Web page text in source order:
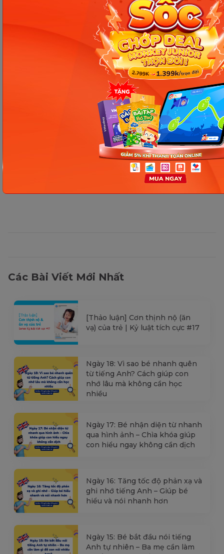
Cách phát âm chữ ơ trong bảng chữ cái tiếng
#phát âm chữ cái tiếng việt Chia sẻ ngay
Thông tin trong bài viết được tổng hợp nhằm
mục đích tham khảo và có thể thay đổi mà
không cần báo trước. Quý khách vui lòng
kiểm tra lại qua các kênh chính thức hoặc liên
hệ trực tiếp với đơn vị liên quan để nắm bắt
Các Bài Viết Mới Nhất
[Thảo luận] Cơn thịnh nộ (ăn
vạ) của trẻ | Kỷ luật tích cực #17
Ngày 18: Vì sao bé nhanh quên
từ tiếng Anh? Cách giúp con
nhớ lâu mà không cần học
nhiều
Ngày 17: Bé nhận diện từ nhanh
qua hình ảnh – Chìa khóa giúp
con hiểu ngay không cần dịch
Ngày 16: Tăng tốc độ phản xạ và
ghi nhớ tiếng Anh – Giúp bé
hiểu và nói nhanh hơn
Ngày 15: Bé bắt đầu nói tiếng
Anh tự nhiên – Ba mẹ cần làm